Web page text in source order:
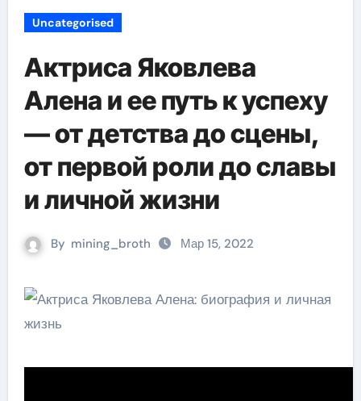
Uncategorised
Актриса Яковлева
Алена и ее путь к успеху
— от детства до сцены,
от первой роли до славы
и личной жизни
By mining_broth Мар 15, 2022